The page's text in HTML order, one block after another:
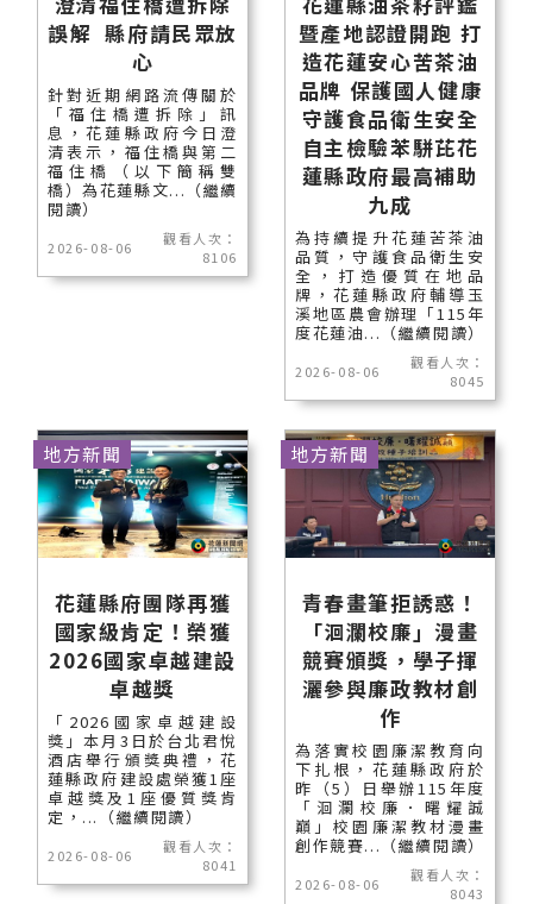
誤解 縣府請民眾放
心
針對近期網路流傳關於
「福住橋遭拆除」訊
息，花蓮縣政府今日澄
清表示，福住橋與第二
福住橋（以下簡稱雙
橋）為花蓮縣文...（繼續
閱讀）
2026-08-06
觀看人次：
8106
暨產地認證開跑 打
造花蓮安心苦茶油
品牌 保護國人健康
守護食品衛生安全
自主檢驗苯駢芘花
蓮縣政府最高補助
九成
為持續提升花蓮苦茶油
品質，守護食品衛生安
全，打造優質在地品
牌，花蓮縣政府輔導玉
溪地區農會辦理「115年
度花蓮油...（繼續閱讀）
2026-08-06
觀看人次：
8045
花蓮縣府團隊再獲
國家級肯定！榮獲
2026國家卓越建設
卓越獎
「2026國家卓越建設
獎」本月3日於台北君悅
酒店舉行頒獎典禮，花
蓮縣政府建設處榮獲1座
卓越獎及1座優質獎肯
定，...（繼續閱讀）
2026-08-06
觀看人次：
8041
地方新聞
青春畫筆拒誘惑！
「洄瀾校廉」漫畫
競賽頒獎，學子揮
灑參與廉政教材創
作
為落實校園廉潔教育向
下扎根，花蓮縣政府於
昨（5）日舉辦115年度
「洄瀾校廉．曙耀誠
巔」校園廉潔教材漫畫
創作競賽...（繼續閱讀）
2026-08-06
觀看人次：
8043
地方新聞